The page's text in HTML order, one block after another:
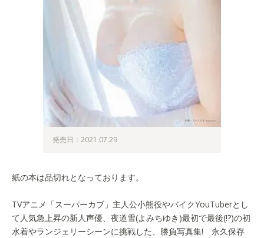
発売日：2021.07.29
紙の本は品切れとなっております。
TVアニメ「スーパーカブ」主人公小熊役やバイクYouTuberとし
て人気急上昇の新人声優、夜道雪(よみちゆき)最初で最後(!?)の初
水着やランジェリーシーンに挑戦した、勝負写真集! 永久保存